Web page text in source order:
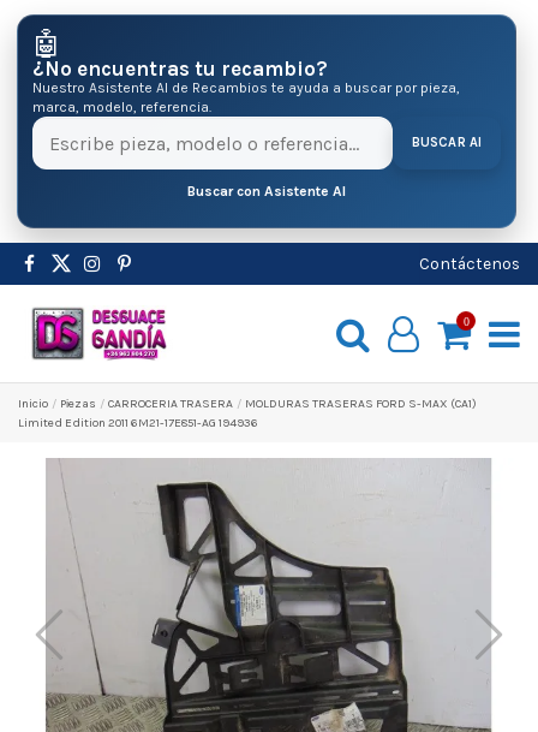
🤖
¿No encuentras tu recambio?
Nuestro Asistente AI de Recambios te ayuda a buscar por pieza,
marca, modelo, referencia.
BUSCAR AI
Buscar con Asistente AI
Contáctenos
0
Inicio Pіezas CARROCERIA TRASERA
MOLDURAS TRASERAS FORD S-MAX (CA1)
Limited Edition 2011 6M21-17E851-AG 194936